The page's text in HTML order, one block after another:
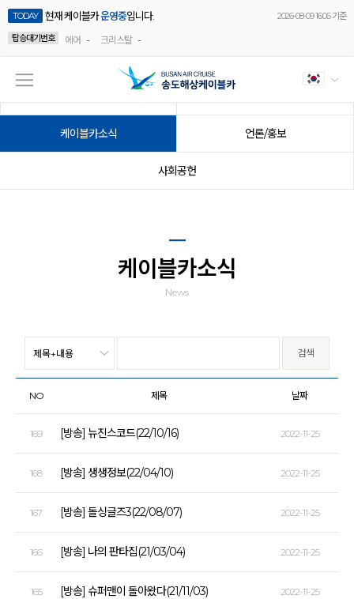
TODAY 현재 케이블카운영중입니다.
2026-08-09 16:06 기준
탑승대기번호
에어 - 크리스탈 -
케이블카소식 언론/홍보
사회공헌
케이블카소식
News
NO 제목 날짜
169 [방송] 뉴진스코드(22/10/16) 2022-11-25
168 [방송] 생생정보(22/04/10) 2022-11-25
167 [방송] 돌싱글즈3(22/08/07) 2022-11-25
166 [방송] 나의 판타집(21/03/04) 2022-11-25
165 [방송] 슈퍼맨이 돌아왔다(21/11/03) 2022-11-25